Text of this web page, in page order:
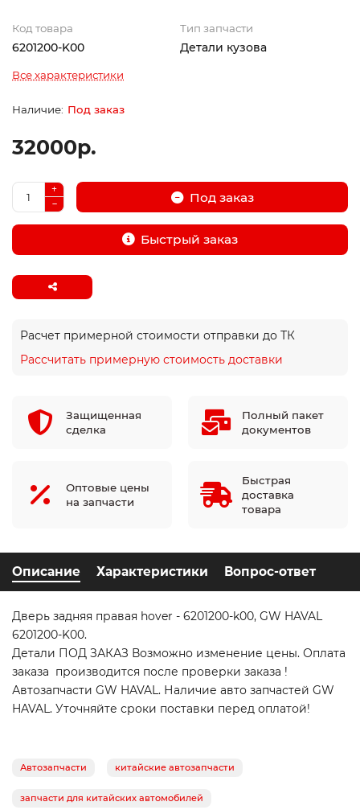
Код товара
6201200-K00
Тип запчасти
Детали кузова
Все характеристики
Под заказ
32000р.
Под заказ
Быстрый заказ
Расчет примерной стоимости отправки до ТК
Рассчитать примерную стоимость доставки
Защищенная
сделка
Полный пакет
документов
Оптовые цены
на запчасти
Быстрая
доставка
товара
Описание Характеристики Вопрос-ответ
Дверь задняя правая hover - 6201200-k00, GW HAVAL
6201200-K00.
Детали ПОД ЗАКАЗ Возможно изменение цены. Оплата
заказа производится после проверки заказа !
Автозапчасти GW HAVAL. Наличие авто запчастей GW
HAVAL. Уточняйте сроки поставки перед оплатой!
Автозапчасти китайские автозапчасти
запчасти для китайских автомобилей